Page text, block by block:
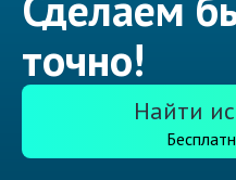
точно!
Найти